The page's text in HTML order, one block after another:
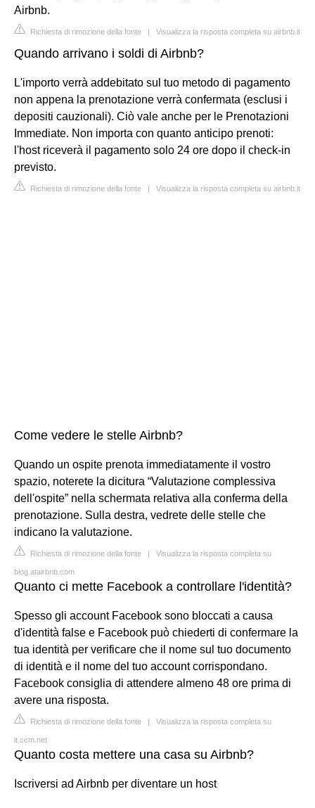
Airbnb.
Richiesta di rimozione della fonte | Visualizza la risposta completa su airbnb.it
Quando arrivano i soldi di Airbnb?
L'importo verrà addebitato sul tuo metodo di pagamento
non appena la prenotazione verrà confermata (esclusi i
depositi cauzionali). Ciò vale anche per le Prenotazioni
Immediate. Non importa con quanto anticipo prenoti:
l'host riceverà il pagamento solo 24 ore dopo il check-in
previsto.
Richiesta di rimozione della fonte | Visualizza la risposta completa su airbnb.it
Come vedere le stelle Airbnb?
Quando un ospite prenota immediatamente il vostro
spazio, noterete la dicitura “Valutazione complessiva
dell'ospite” nella schermata relativa alla conferma della
prenotazione. Sulla destra, vedrete delle stelle che
indicano la valutazione.
Richiesta di rimozione della fonte | Visualizza la risposta completa su
blog.atairbnb.com
Quanto ci mette Facebook a controllare l'identità?
Spesso gli account Facebook sono bloccati a causa
d'identità false e Facebook può chiederti di confermare la
tua identità per verificare che il nome sul tuo documento
di identità e il nome del tuo account corrispondano.
Facebook consiglia di attendere almeno 48 ore prima di
avere una risposta.
Richiesta di rimozione della fonte | Visualizza la risposta completa su
it.ccm.net
Quanto costa mettere una casa su Airbnb?
Iscriversi ad Airbnb per diventare un host